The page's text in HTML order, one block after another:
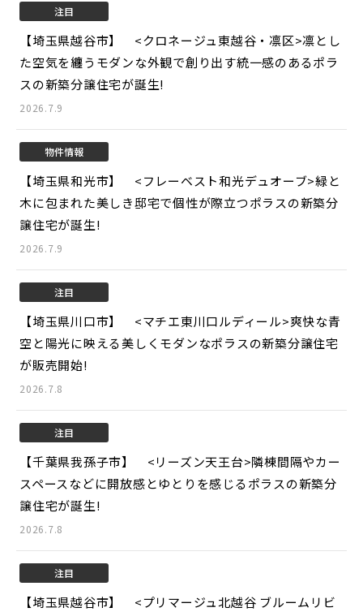
注目
【埼玉県越谷市】 <クロネージュ東越谷・凛区>凛とし
た空気を纏うモダンな外観で創り出す統一感のあるポラ
スの新築分譲住宅が誕生!
2026.7.9
物件情報
【埼玉県和光市】 <フレーベスト和光デュオーブ>緑と
木に包まれた美しき邸宅で個性が際立つポラスの新築分
譲住宅が誕生!
2026.7.9
注目
【埼玉県川口市】 <マチエ東川口ルディール>爽快な青
空と陽光に映える美しくモダンなポラスの新築分譲住宅
が販売開始!
2026.7.8
注目
【千葉県我孫子市】 <リーズン天王台>隣棟間隔やカー
スペースなどに開放感とゆとりを感じるポラスの新築分
譲住宅が誕生!
2026.7.8
注目
【埼玉県越谷市】 <プリマージュ北越谷 ブルームリビ